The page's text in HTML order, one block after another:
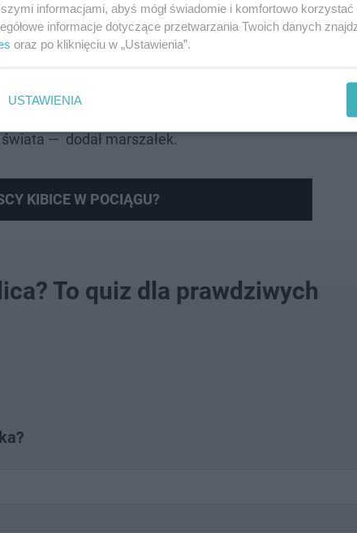
Kozłowski. — Niech to miejsce, które
tożsamość i potencjał Małopolski, jak
zdobywania wiedzy, odkrywania fascynacji
i zachęty do coraz głębszego poznawania
— dodał marszałek.
KIBICE W POCIĄGU?
To quiz dla prawdziwych
informacjami, abyś mógł świadomie i komfortowo
informacje dotyczące przetwarzania Twoich danych
oraz po kliknięciu w „Ustawienia”.
USTAWIENIA